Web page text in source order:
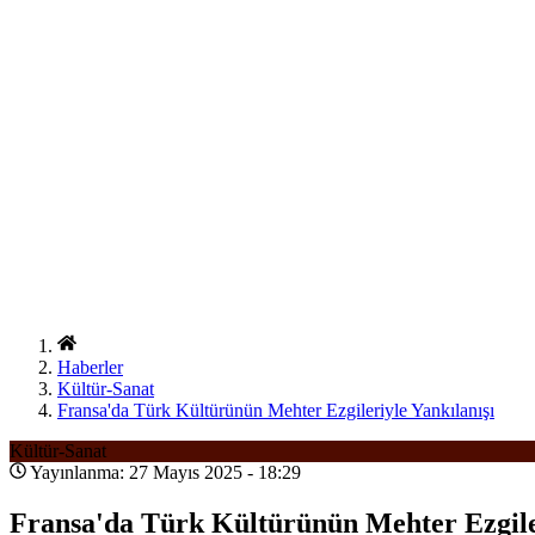
Haberler
Kültür-Sanat
Fransa'da Türk Kültürünün Mehter Ezgileriyle Yankılanışı
Kültür-Sanat
Yayınlanma: 27 Mayıs 2025 - 18:29
Fransa'da Türk Kültürünün Mehter